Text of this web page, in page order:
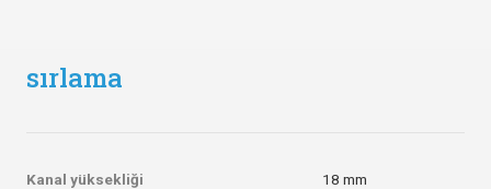
sırlama
Kanal yüksekliği 18 mm